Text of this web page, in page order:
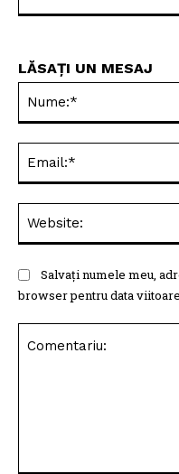
LĂSAȚI UN MESAJ
Salvați numele meu,
browser pentru data